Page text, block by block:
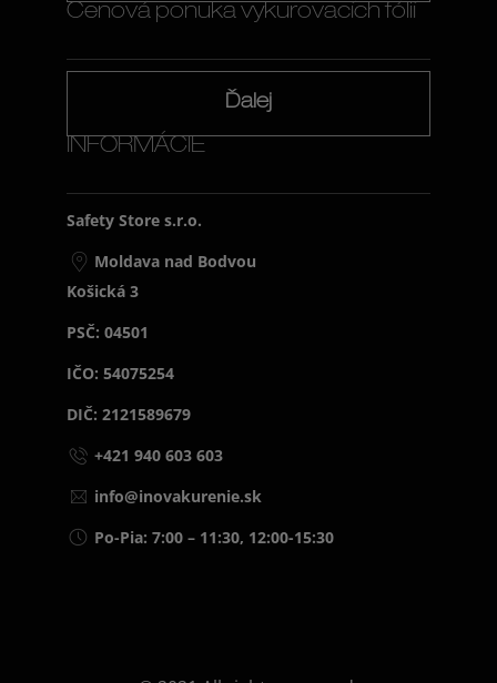
Cenová ponuka vykurovacích fólií
Ďalej
INFORMÁCIE
Safety Store s.r.o.
Moldava nad Bodvou
Košická 3
PSČ: 04501
IČO: 54075254
DIČ: 2121589679
+421 940 603 603
info@inovakurenie.sk
Po-Pia: 7:00 – 11:30, 12:00-15:30